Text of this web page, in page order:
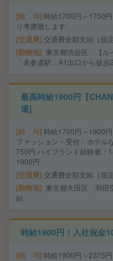
給 与 時給1700円～1750
り考慮致します
交通費 交通費全額支給（規
勤務地
東京都渋谷区 【ル
「表参道駅」A1出口から徒歩
最高時給1900円【
遣]
給 与 時給1700円～1900
ファッション・受付・ホテル
750円 ハイブランド経験者：
1900円
交通費 交通費全額支給（規
勤務地
東京都大田区 羽田
結
時給1900円！入社祝金
給 与 時給1900円～2375円